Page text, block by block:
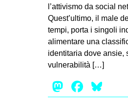
l’attivismo da social
Quest’ultimo, il male
tempi, porta i singoli
alimentare una
identitaria dove ansie,
vulnerabilità […]
Mastodon